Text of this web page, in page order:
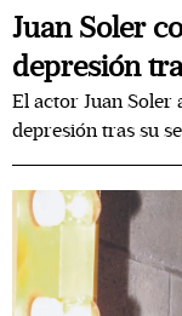
Juan Soler
depresión
El actor Juan Soler
depresión tras su